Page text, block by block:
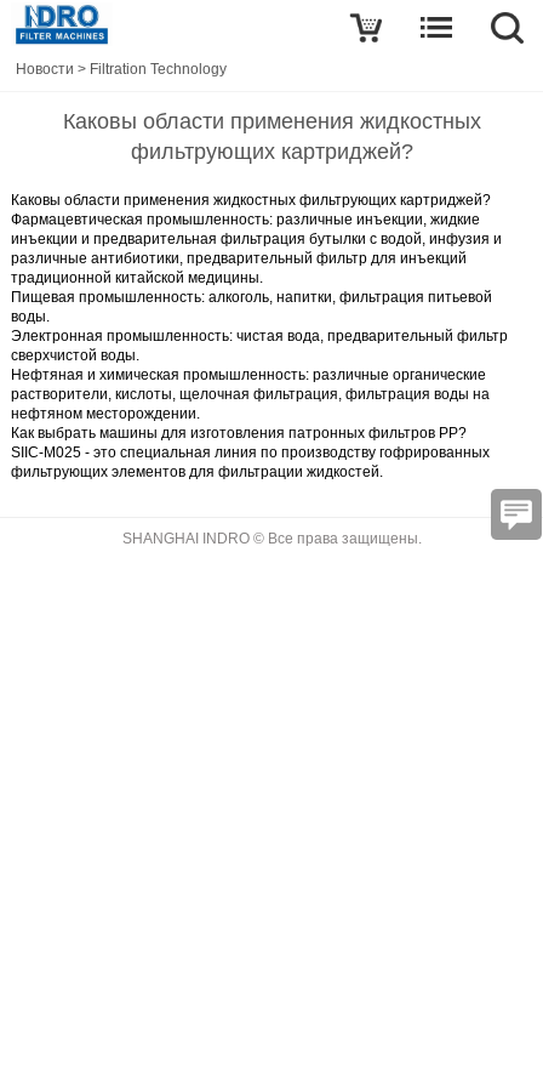
Новости > Filtration Technology
Каковы области применения жидкостных
фильтрующих картриджей?
Каковы области применения жидкостных фильтрующих картриджей?
Фармацевтическая промышленность: различные инъекции, жидкие
инъекции и предварительная фильтрация бутылки с водой, инфузия и
различные антибиотики, предварительный фильтр для инъекций
традиционной китайской медицины.
Пищевая промышленность: алкоголь, напитки, фильтрация питьевой
воды.
Электронная промышленность: чистая вода, предварительный фильтр
сверхчистой воды.
Нефтяная и химическая промышленность: различные органические
растворители, кислоты, щелочная фильтрация, фильтрация воды на
нефтяном месторождении.
Как выбрать машины для изготовления патронных фильтров PP?
SIIC-M025 - это специальная линия по производству гофрированных
фильтрующих элементов для фильтрации жидкостей.
SHANGHAI INDRO © Все права защищены.